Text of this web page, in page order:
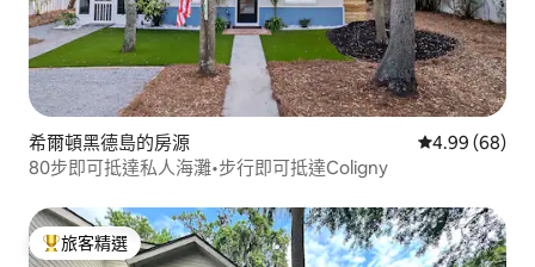
希爾頓黑德島的房源 從 68 則評價
4.99 (68)
80步即可抵達私人海灘•步行即可抵達Coligny
旅客精選榜首
旅客精選